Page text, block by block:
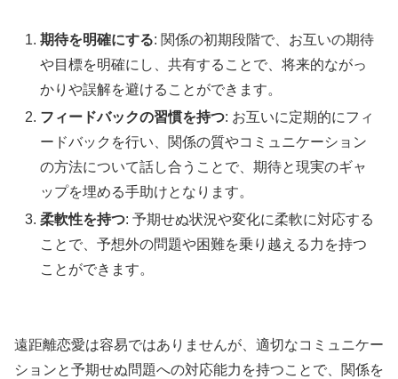
期待を明確にする: 関係の初期段階で、お互いの期待
や目標を明確にし、共有することで、将来的ながっ
かりや誤解を避けることができます。
フィードバックの習慣を持つ: お互いに定期的にフィ
ードバックを行い、関係の質やコミュニケーション
の方法について話し合うことで、期待と現実のギャ
ップを埋める手助けとなります。
柔軟性を持つ: 予期せぬ状況や変化に柔軟に対応する
ことで、予想外の問題や困難を乗り越える力を持つ
ことができます。
遠距離恋愛は容易ではありませんが、適切なコミュニケー
ションと予期せぬ問題への対応能力を持つことで、関係を